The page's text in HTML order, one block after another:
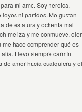
mi amo. Soy heroica,
ni partidos. Me gustan
de estatura y ochenta mal
me iza y me conmueve, oler
me hace comprender qué es
Llevo siempre carmín
de amor hacia cualquiera y el